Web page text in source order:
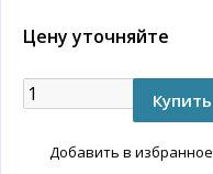
Цену уточняйте
Добавить в избранное